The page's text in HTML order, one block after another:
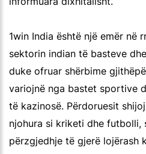
1win India është një emër në
sektorin indian të basteve
duke ofruar shërbime
variojnë nga bastet sportive
të kazinosë. Përdoruesit
njohura si kriketi dhe futbolli,
përzgjedhje të gjerë lojërash